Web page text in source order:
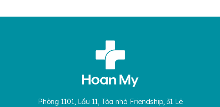
Phòng 1101, Lầu 11, Tòa nhà Friendship, 31 Lê